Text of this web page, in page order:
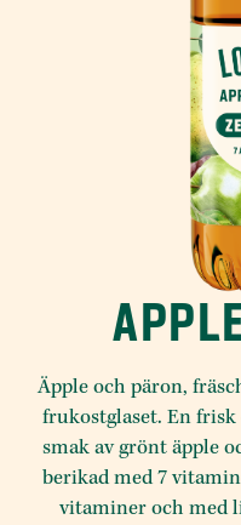
Äpple och päron,
frukostglaset. En
smak av grönt äpple
berikad med 7
vitaminer och med